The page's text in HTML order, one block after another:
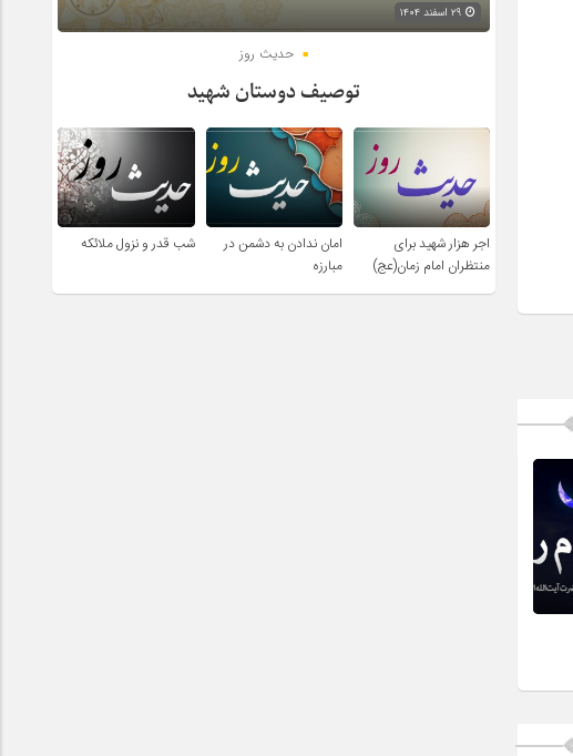
حدیث روز
توصیف دوستان شهید
اجر هزار شهید برای
منتظران امام زمان(عج)
امان ندادن به دشمن در
مبارزه
شب قدر و نزول ملائکه